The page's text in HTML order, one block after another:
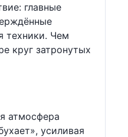
главные
техники. Чем
круг затронутых
атмосфера
усиливая